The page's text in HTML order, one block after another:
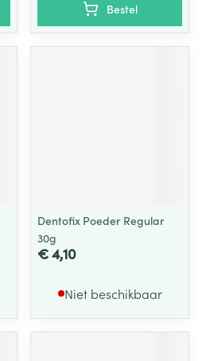
Bestel
Dentofix Poeder Regular
30g
€ 4,10
Niet beschikbaar